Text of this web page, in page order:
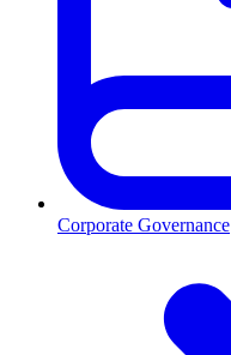
Corporate Governance